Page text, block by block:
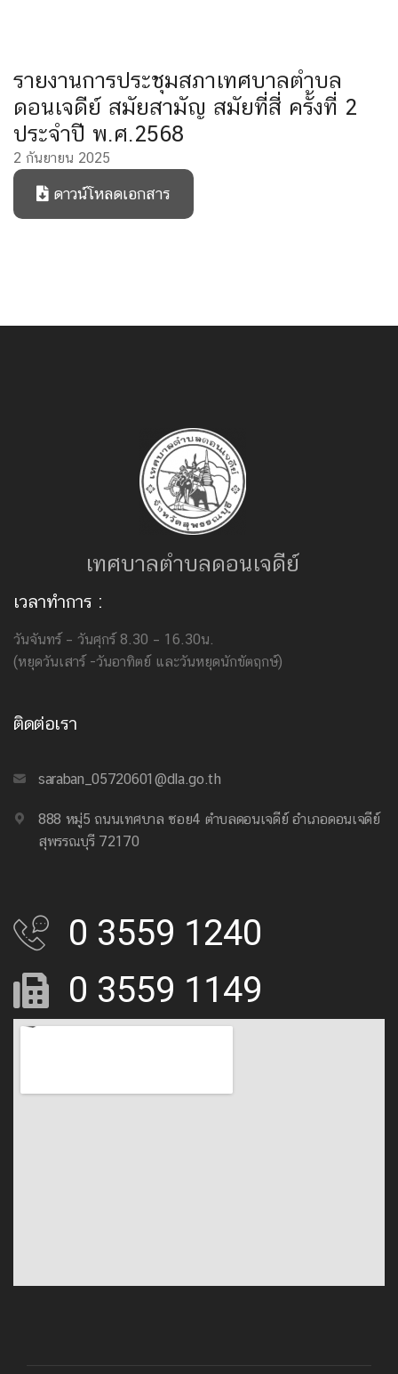
รายงานการประชุมสภาเทศบาลตำบล
ดอนเจดีย์ สมัยสามัญ สมัยที่สี่ ครั้งที่ 2
ประจำปี พ.ศ.2568
2 กันยายน 2025
ดาวน์โหลดเอกสาร
เทศบาลตำบลดอนเจดีย์
เวลาทำการ :
วันจันทร์ – วันศุกร์ 8.30 – 16.30น.
(หยุดวันเสาร์ -วันอาทิตย์ และวันหยุดนักขัตฤกษ์)
ติดต่อเรา
saraban_05720601@dla.go.th
888 หมู่5 ถนนเทศบาล ซอย4 ตำบลดอนเจดีย์ อำเภอดอนเจดีย์
สุพรรณบุรี 72170
0 3559 1240
0 3559 1149